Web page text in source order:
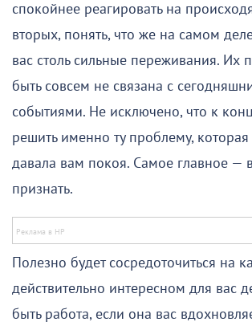
спокойнее реагировать на
вторых, понять, что же на самом
вас столь сильные переживания. Их
быть совсем не связана с
событиями. Не исключено, что к
решить именно ту проблему,
давала вам покоя. Самое главное —
признать.
Полезно будет сосредоточиться на
действительно интересном для вас
быть работа, если она вас